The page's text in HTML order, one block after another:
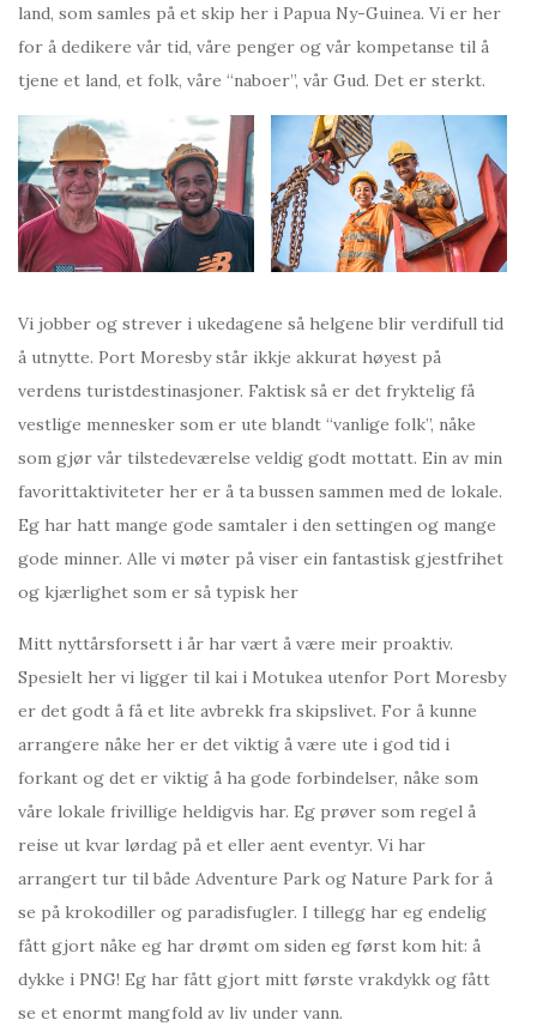
land, som samles på et skip her i Papua Ny-Guinea. Vi er her
for å dedikere vår tid, våre penger og vår kompetanse til å
tjene et land, et folk, våre “naboer”, vår Gud. Det er sterkt.
Vi jobber og strever i ukedagene så helgene blir verdifull tid
å utnytte. Port Moresby står ikkje akkurat høyest på
verdens turistdestinasjoner. Faktisk så er det fryktelig få
vestlige mennesker som er ute blandt “vanlige folk”, nåke
som gjør vår tilstedeværelse veldig godt mottatt. Ein av min
favorittaktiviteter her er å ta bussen sammen med de lokale.
Eg har hatt mange gode samtaler i den settingen og mange
gode minner. Alle vi møter på viser ein fantastisk gjestfrihet
og kjærlighet som er så typisk her
Mitt nyttårsforsett i år har vært å være meir proaktiv.
Spesielt her vi ligger til kai i Motukea utenfor Port Moresby
er det godt å få et lite avbrekk fra skipslivet. For å kunne
arrangere nåke her er det viktig å være ute i god tid i
forkant og det er viktig å ha gode forbindelser, nåke som
våre lokale frivillige heldigvis har. Eg prøver som regel å
reise ut kvar lørdag på et eller aent eventyr. Vi har
arrangert tur til både Adventure Park og Nature Park for å
se på krokodiller og paradisfugler. I tillegg har eg endelig
fått gjort nåke eg har drømt om siden eg først kom hit: å
dykke i PNG! Eg har fått gjort mitt første vrakdykk og fått
se et enormt mangfold av liv under vann.